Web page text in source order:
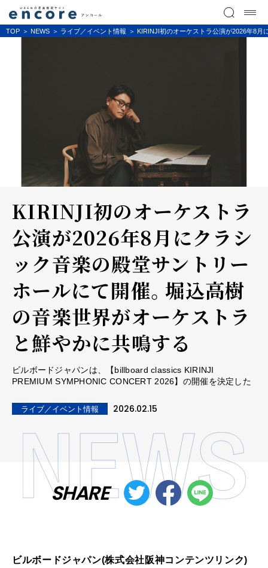
TOP NEWS ライブ／イベント情報 KIRINJI初のオーケストラ公演が2026年8月
KIRINJI初のオーケストラ
公演が2026年8月にクラシ
ック音楽の殿堂サントリー
ホールにて開催。堀込高樹
の音楽世界がオーケストラ
と鮮やかに共鳴する
ビルボードジャパンは、【billboard classics KIRINJI
PREMIUM SYMPHONIC CONCERT 2026】の開催を決定した
ライブ／イベント情報 2026.02.15
SHARE
ビルボードジャパン(株式会社阪神コンテンツリンク)